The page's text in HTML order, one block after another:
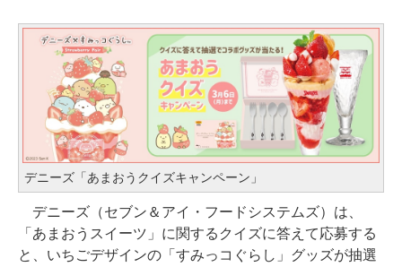
デニーズ「あまおうクイズキャンペーン」
デニーズ（セブン＆アイ・フードシステムズ）は、
「あまおうスイーツ」に関するクイズに答えて応募する
と、いちごデザインの「すみっコぐらし」グッズが抽選